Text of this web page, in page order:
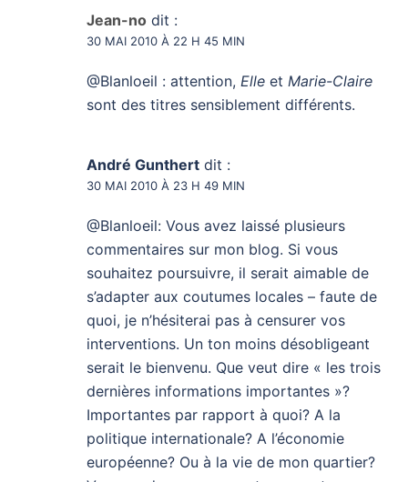
Jean-no dit :
30 MAI 2010 À 22 H 45 MIN
@Blanloeil : attention, Elle et Marie-Claire
sont des titres sensiblement différents.
André Gunthert dit :
30 MAI 2010 À 23 H 49 MIN
@Blanloeil: Vous avez laissé plusieurs
commentaires sur mon blog. Si vous
souhaitez poursuivre, il serait aimable de
s’adapter aux coutumes locales – faute de
quoi, je n’hésiterai pas à censurer vos
interventions. Un ton moins désobligeant
serait le bienvenu. Que veut dire « les trois
dernières informations importantes »?
Importantes par rapport à quoi? A la
politique internationale? A l’économie
européenne? Ou à la vie de mon quartier?